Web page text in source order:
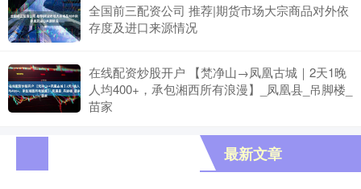
全国前三配资公司 推荐|期货市场大宗商品对外依
存度及进口来源情况
在线配资炒股开户 【梵净山→凤凰古城｜2天1晚
人均400+，承包湘西所有浪漫】_凤凰县_吊脚楼_
苗家
最新文章